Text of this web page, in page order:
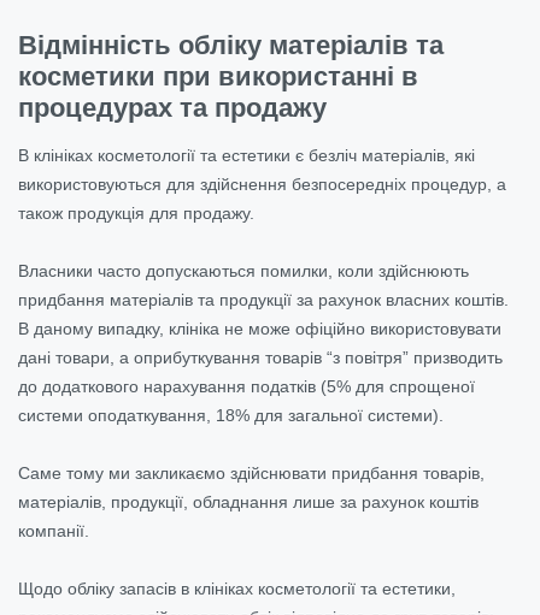
Відмінність обліку матеріалів та
косметики при використанні в
процедурах та продажу
В клініках косметології та естетики є безліч матеріалів, які
використовуються для здійснення безпосередніх процедур, а
також продукція для продажу.
Власники часто допускаються помилки, коли здійснюють
придбання матеріалів та продукції за рахунок власних коштів.
В даному випадку, клініка не може офіційно використовувати
дані товари, а оприбуткування товарів “з повітря” призводить
до додаткового нарахування податків (5% для спрощеної
системи оподаткування, 18% для загальної системи).
Саме тому ми закликаємо здійснювати придбання товарів,
матеріалів, продукції, обладнання лише за рахунок коштів
компанії.
Щодо обліку запасів в клініках косметології та естетики,